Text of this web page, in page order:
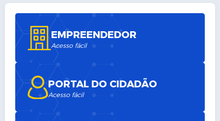
Secretarias
Turismo
Ouvidoria
A Prefeitura
EMPREENDEDOR
Acesso fácil
PORTAL DO CIDADÃO
Acesso fácil